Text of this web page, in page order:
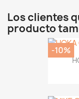
Los clientes
producto
-10%